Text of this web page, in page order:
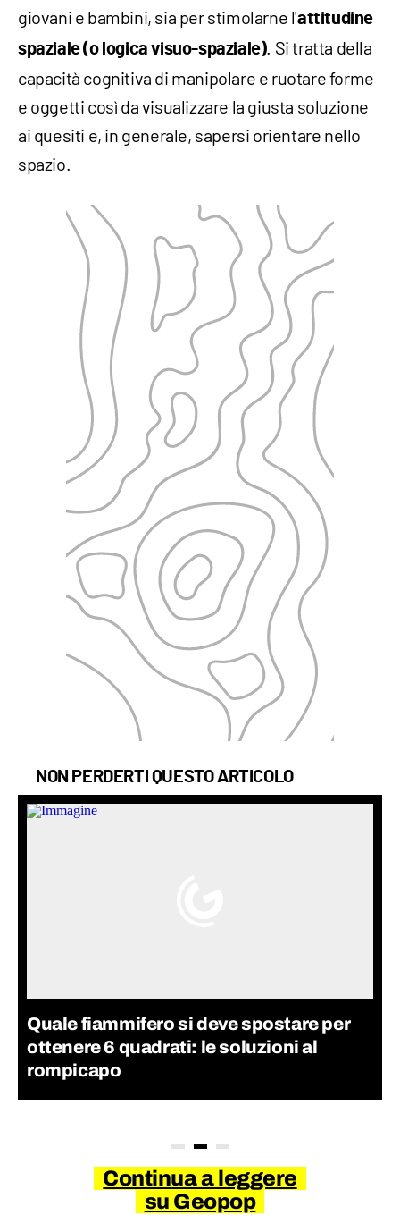
giovani e bambini, sia per stimolarne l'attitudine
spaziale (o logica visuo-spaziale). Si tratta della
capacità cognitiva di manipolare e ruotare forme
e oggetti così da visualizzare la giusta soluzione
ai quesiti e, in generale, sapersi orientare nello
spazio.
NON PERDERTI QUESTO ARTICOLO
Quale fiammifero si deve spostare per
ottenere 6 quadrati: le soluzioni al
rompicapo
Continua a leggere
su Geopop